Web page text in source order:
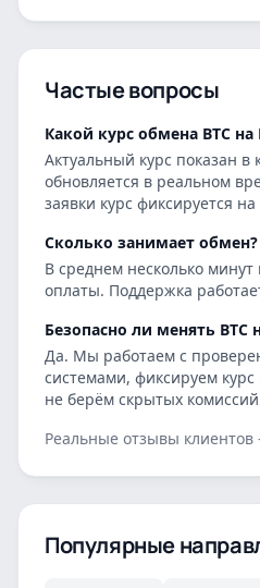
Частые вопросы
Какой курс обмена BTC на
Актуальный курс показан в
обновляется в реальном
заявки курс фиксируется
Сколько занимает обмен?
В среднем несколько
оплаты. Поддержка
Безопасно ли менять BTC
Да. Мы работаем с
системами, фиксируем
не берём скрытых
Реальные отзывы
Популярные